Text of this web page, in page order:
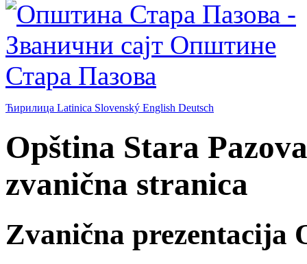
Ћирилица Latinica Slovenský English Deutsch
Opština Stara
zvanična stranica
Zvanična prezentacija